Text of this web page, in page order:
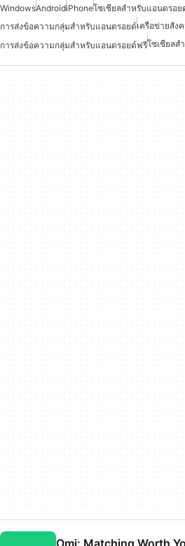
WindowsAndroidiPhoneโซเชียลสำหรับแอนดรอ
การส่งข้อความกลุ่มสำหรับแอนดรอยด์เครือข่ายสัง
การส่งข้อความกลุ่มสำหรับแอนดรอยด์ฟรีโซเชียลส
Omi: Matching Worth